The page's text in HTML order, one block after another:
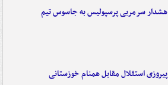
هشدار سرمربی پرسپولیس به جاسوس تیم
پیروزی استقلال مقابل همنام خوزستانی